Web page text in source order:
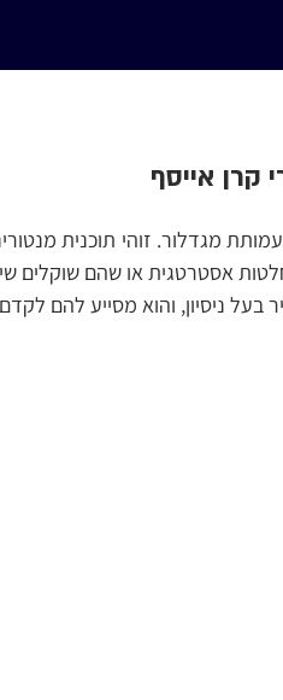
קרן אייסף
מגדלור. זוהי תוכנית
אסטרטגית או שהם שוקלים
בעל ניסיון, והוא מסייע להם